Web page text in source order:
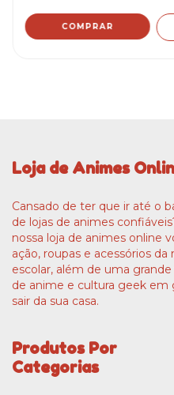
Loja de Animes
Cansado de ter que ir até o
de lojas de animes
nossa loja de animes online
ação, roupas e acessórios
escolar, além de uma
de anime e cultura geek em
sair da sua casa.
Produtos Por
Categorias